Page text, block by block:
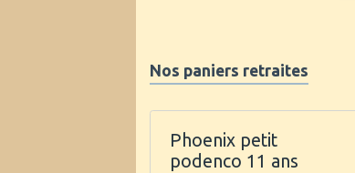
Nos paniers retraites
Phoenix petit
podenco 11 ans